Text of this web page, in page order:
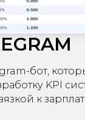
бот,
KPI
к